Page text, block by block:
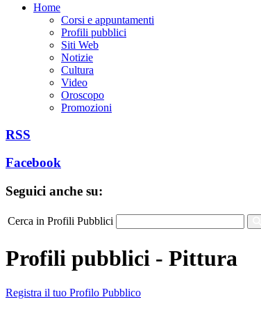
Home
Corsi e appuntamenti
Profili pubblici
Siti Web
Notizie
Cultura
Video
Oroscopo
Promozioni
RSS
Facebook
Seguici anche su:
Cerca in Profili Pubblici
Profili pubblici - Pittura
Registra il tuo Profilo Pubblico